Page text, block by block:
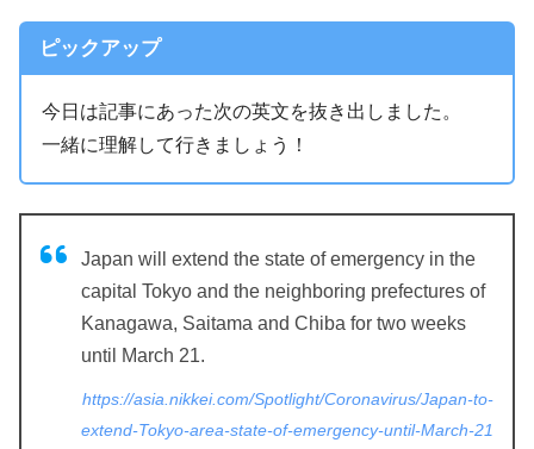
ピックアップ
今日は記事にあった次の英文を抜き出しました。
一緒に理解して行きましょう！
Japan will extend the state of emergency in the
capital Tokyo and the neighboring prefectures of
Kanagawa, Saitama and Chiba for two weeks
until March 21.
https://asia.nikkei.com/Spotlight/Coronavirus/Japan-to-
extend-Tokyo-area-state-of-emergency-until-March-21